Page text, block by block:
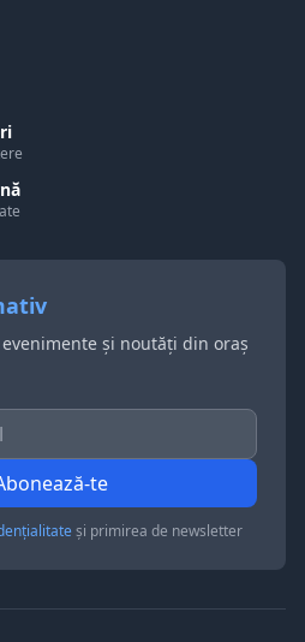
și noutăți din oraș
te
și primirea de newsletter